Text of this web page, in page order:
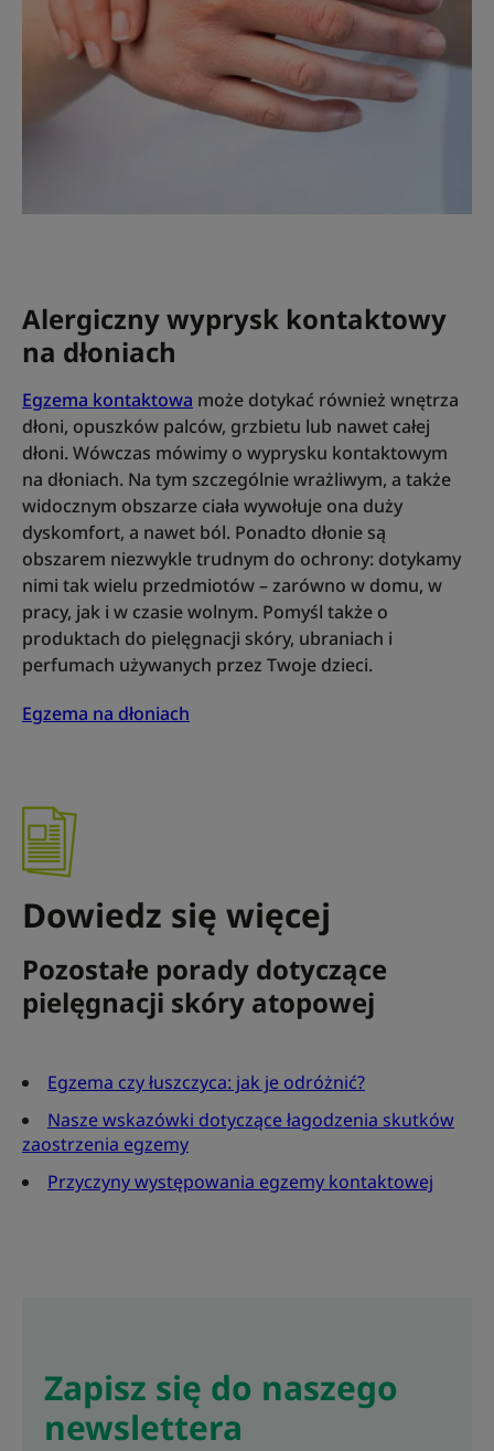
Alergiczny wyprysk kontaktowy
na dłoniach
Egzema kontaktowa może dotykać również wnętrza
dłoni, opuszków palców, grzbietu lub nawet całej
dłoni. Wówczas mówimy o wyprysku kontaktowym
na dłoniach. Na tym szczególnie wrażliwym, a także
widocznym obszarze ciała wywołuje ona duży
dyskomfort, a nawet ból. Ponadto dłonie są
obszarem niezwykle trudnym do ochrony: dotykamy
nimi tak wielu przedmiotów – zarówno w domu, w
pracy, jak i w czasie wolnym. Pomyśl także o
produktach do pielęgnacji skóry, ubraniach i
perfumach używanych przez Twoje dzieci.
Egzema na dłoniach
Dowiedz się więcej
Pozostałe porady dotyczące
pielęgnacji skóry atopowej
Egzema czy łuszczyca: jak je odróżnić?
Nasze wskazówki dotyczące łagodzenia skutków
zaostrzenia egzemy
Przyczyny występowania egzemy kontaktowej
Zapisz się do naszego
newslettera